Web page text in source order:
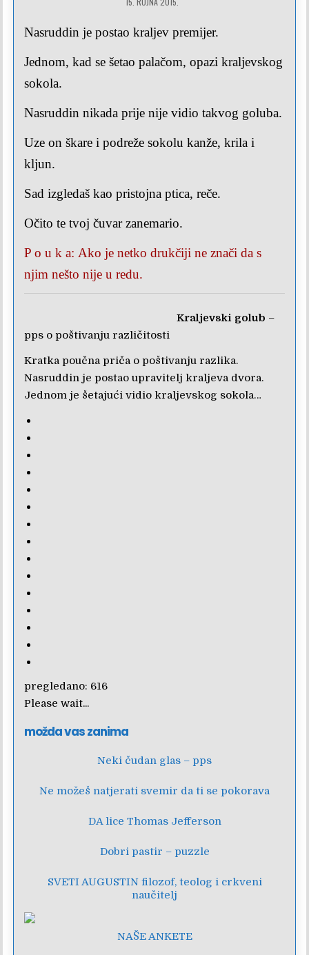
Nasruddin je postao kraljev premijer.
Jednom, kad se šetao palačom, opazi kraljevskog
sokola.
Nasruddin nikada prijenije vidio takvog goluba.
Uze on škare i podreže sokolukanže, krila i
kljun.
Sad izgledaš kao pristojna ptica, reče.
Očito te tvoj čuvar zanemario.
P o u k a: Ako je netko drukčiji ne značida s
njim nešto nije u redu.
Kraljevski golub –
pps o poštivanju različitosti
Kratka poučna priča o poštivanju razlika.
Nasruddin je postao upravitelj kraljeva dvora.
Jednom je šetajući vidio kraljevskog sokola…
pregledano: 616
Please wait...
možda vas zanima
Neki čudan glas – pps
Ne možeš natjerati svemir da ti se pokorava
DA lice Thomas Jefferson
Dobri pastir – puzzle
SVETI AUGUSTIN filozof, teolog i crkveni
naučitelj
NAŠE ANKETE